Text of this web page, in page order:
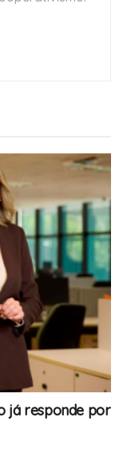
já responde por